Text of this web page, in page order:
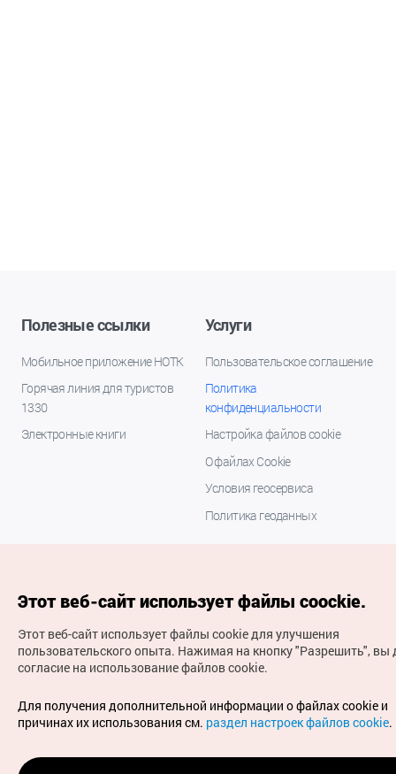
Полезные ссылки
Мобильное приложение НОТК
Горячая линия для туристов
1330
Электронные книги
Услуги
Пользовательское соглашение
Политика
конфиденциальности
Настройка файлов cookie
О файлах Cookie
Условия геосервиса
Политика геоданных
(с) Национальная организация туризма Кореи Все
права защищены
Для извещения об ошибках и проблемах, связанных с
работой веб-сайта, направляйте ваши запросы на
официальный адрес электронной почты
Этот веб-сайт использует файлы coockie.
Этот веб-сайт использует файлы cookie для улучшения
пользовательского опыта. Нажимая на кнопку "Разрешить", вы
согласие на использование файлов cookie.
Для получения дополнительной информации о файлах cookie и
причинах их использования см. раздел настроек файлов cookie.